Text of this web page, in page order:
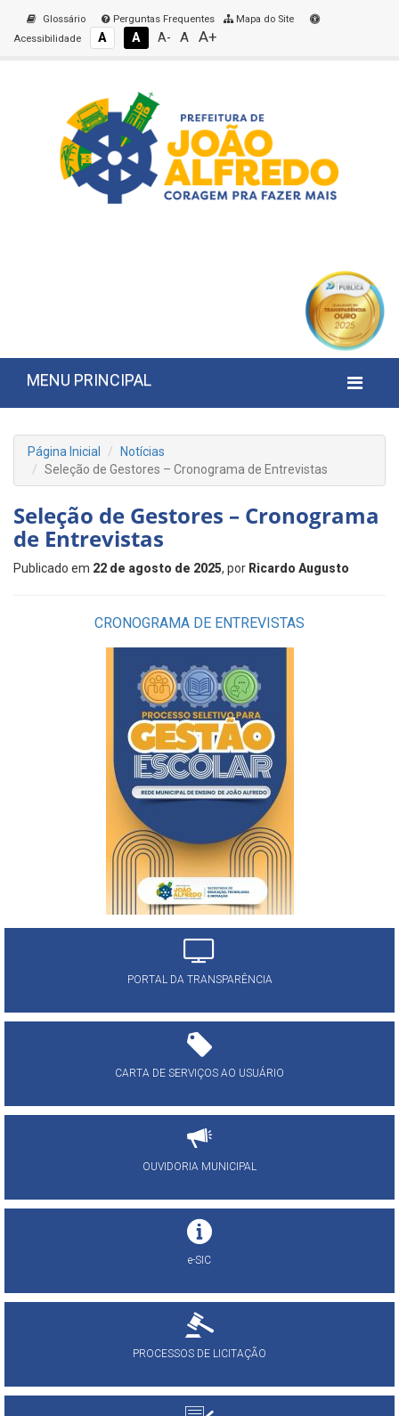
Glossário Perguntas Frequentes
Mapa do Site
Acessibilidade
A A A- A A+
MENU PRINCIPAL
Página Inicial
Notícias
Seleção de Gestores – Cronograma de Entrevistas
Seleção de Gestores – Cronograma
de Entrevistas
Publicado em 22 de agosto de 2025, por Ricardo Augusto
CRONOGRAMA DE ENTREVISTAS
PORTAL DA TRANSPARÊNCIA
CARTA DE SERVIÇOS AO USUÁRIO
OUVIDORIA MUNICIPAL
e-SIC
PROCESSOS DE LICITAÇÃO